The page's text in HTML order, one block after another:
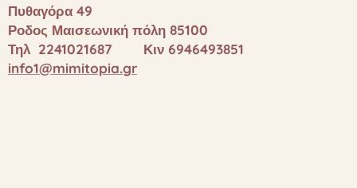
Πυθαγόρα 49
Ροδος Μαισεωνική πόλη 85100
Τηλ 2241021687 Κιν 6946493851
info1@mimitopia.gr